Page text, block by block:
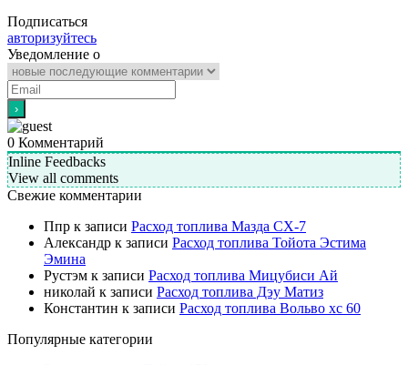
Подписаться
авторизуйтесь
Уведомление о
0 Комментарий
Inline Feedbacks
View all comments
Свежие комментарии
Ппр к записи Расход топлива Мазда СХ-7
Александр к записи Расход топлива Тойота Эстима
Эмина
Рустэм к записи Расход топлива Мицубиси Ай
николай к записи Расход топлива Дэу Матиз
Константин к записи Расход топлива Вольво хс 60
Популярные категории